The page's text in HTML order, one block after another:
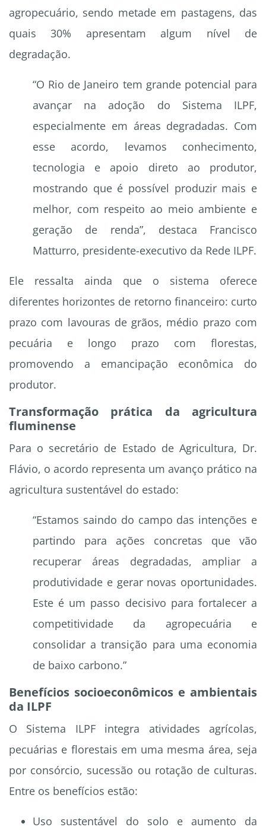
agropecuário, sendo metade em pastagens, das
quais 30% apresentam algum nível de
degradação.
“O Rio de Janeiro tem grande potencial para
avançar na adoção do Sistema ILPF,
especialmente em áreas degradadas. Com
esse acordo, levamos conhecimento,
tecnologia e apoio direto ao produtor,
mostrando que é possível produzir mais e
melhor, com respeito ao meio ambiente e
geração de renda”, destaca Francisco
Matturro, presidente-executivo da Rede ILPF.
Ele ressalta ainda que o sistema oferece
diferentes horizontes de retorno financeiro: curto
prazo com lavouras de grãos, médio prazo com
pecuária e longo prazo com florestas,
promovendo a emancipação econômica do
produtor.
Transformação prática da agricultura
fluminense
Para o secretário de Estado de Agricultura, Dr.
Flávio, o acordo representa um avanço prático na
agricultura sustentável do estado:
“Estamos saindo do campo das intenções e
partindo para ações concretas que vão
recuperar áreas degradadas, ampliar a
produtividade e gerar novas oportunidades.
Este é um passo decisivo para fortalecer a
competitividade da agropecuária e
consolidar a transição para uma economia
de baixo carbono.”
Benefícios socioeconômicos e ambientais
da ILPF
O Sistema ILPF integra atividades agrícolas,
pecuárias e florestais em uma mesma área, seja
por consórcio, sucessão ou rotação de culturas.
Entre os benefícios estão:
Uso sustentável do solo e aumento da